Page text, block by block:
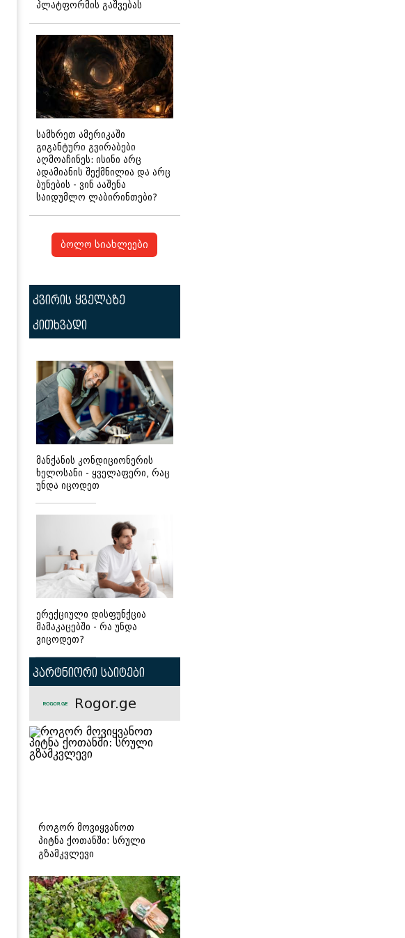
პლატფორმის გაშვებას
სამხრეთ ამერიკაში
გიგანტური გვირაბები
აღმოაჩინეს: ისინი არც
ადამიანის შექმნილია და არც
ბუნების - ვინ ააშენა
საიდუმლო ლაბირინთები?
ბოლო სიახლეები
კვირის ყველაზე
კითხვადი
მანქანის კონდიციონერის
ხელოსანი - ყველაფერი, რაც
უნდა იცოდეთ
ერექციული დისფუნქცია
მამაკაცებში - რა უნდა
ვიცოდეთ?
პარტნიორი საიტები
Rogor.ge
როგორ მოვიყვანოთ
პიტნა ქოთანში: სრული
გზამკვლევი